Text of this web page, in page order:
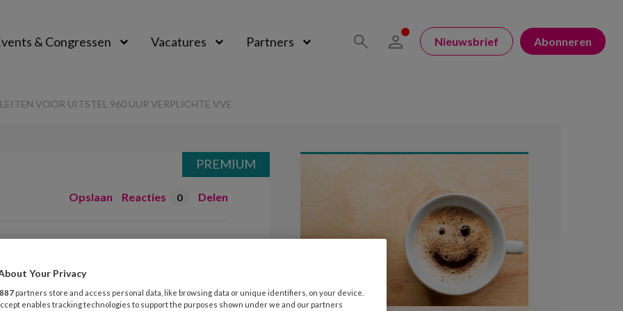
& Congressen Vacatures Partners Nieuwsbrief Abonneren
VOOR UITSTEL 960 UUR VERPLICHTE VVE
Opslaan Reacties 0 Delen
pleiten
verplichte
PREMIUM
Your Privacy
887 partners store and access personal data, like browsing data or unique identifiers, on your device.
enables tracking technologies to support the purposes shown under we and our partners